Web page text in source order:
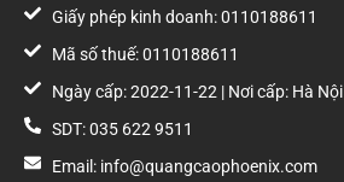
Giấy phép kinh doanh: 0110188611
Mã số thuế: 0110188611
Ngày cấp: 2022-11-22 | Nơi cấp: Hà Nội
SDT: 035 622 9511
Email: info@quangcaophoenix.com